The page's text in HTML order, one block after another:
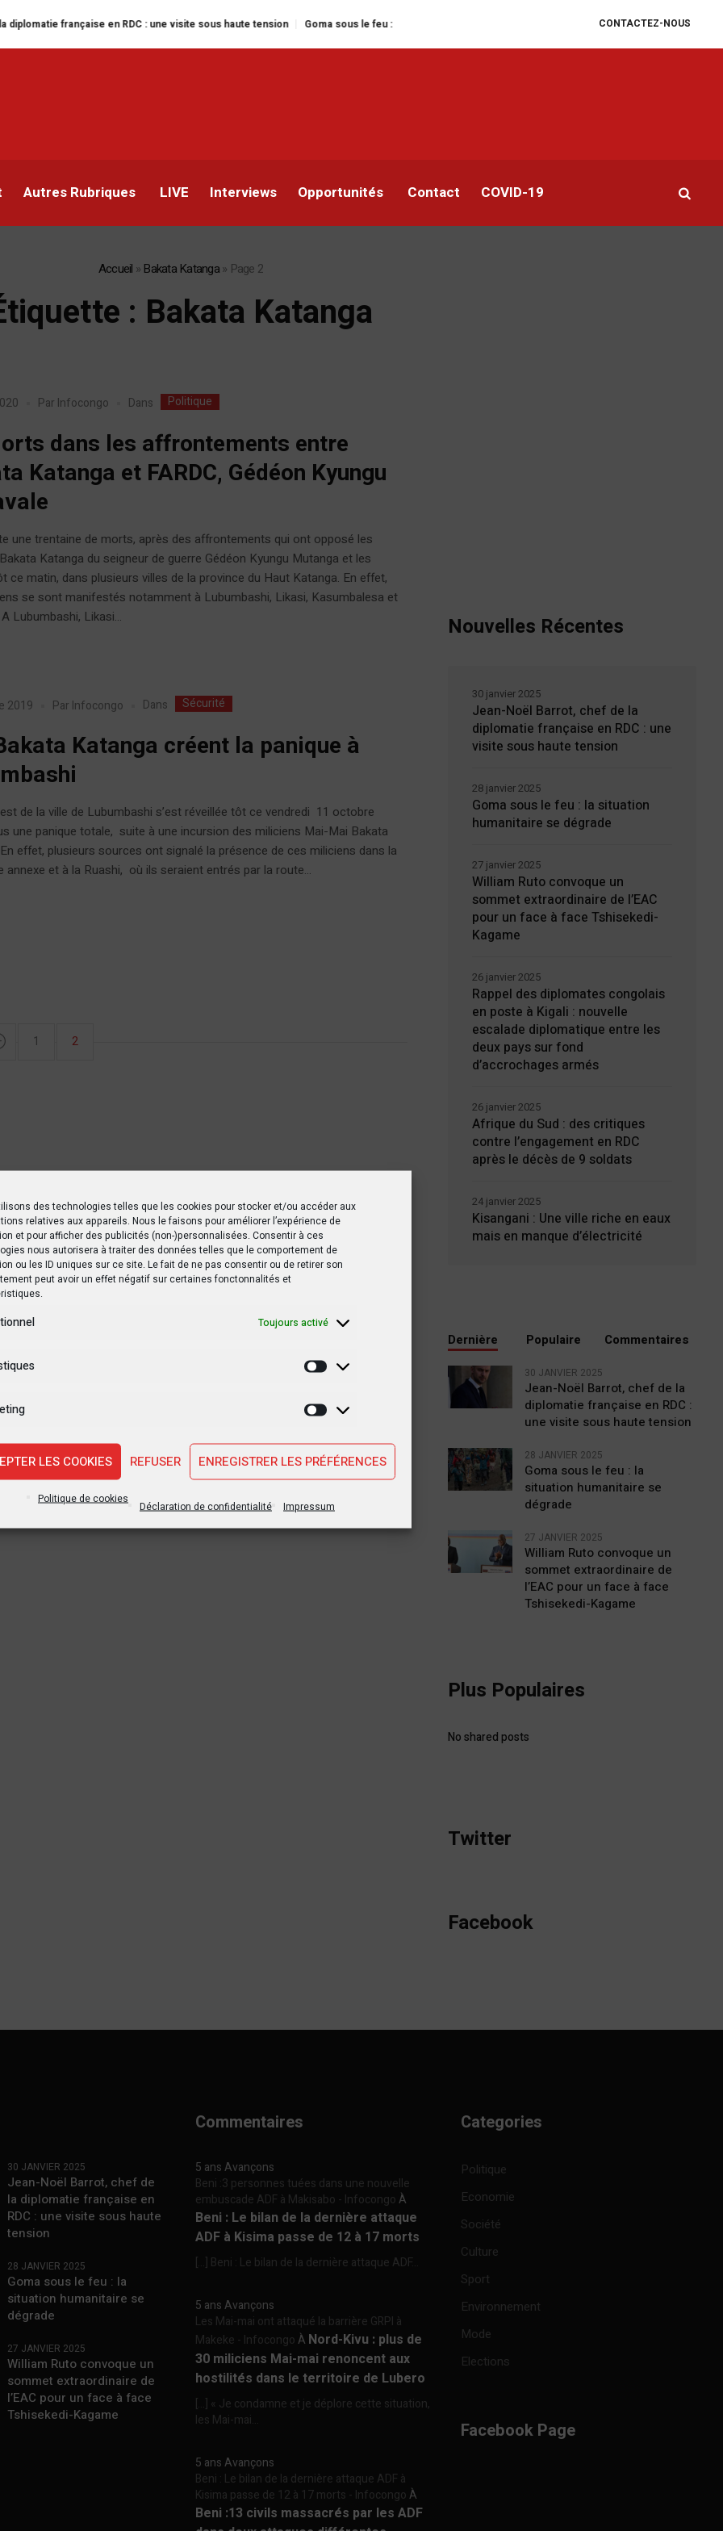
des technologies telles que les cookies pour stocker et/ou accéder aux
relatives aux appareils. Nous le faisons pour améliorer l’expérience de
et pour afficher des publicités (non-)personnalisées. Consentir à ces
nous autorisera à traiter des données telles que le comportement de
ou les ID uniques sur ce site. Le fait de ne pas consentir ou de retirer son
peut avoir un effet négatif sur certaines fonctonnalités et
Toujours activé
Statistiques
Marketing
LES COOKIES REFUSER ENREGISTRER LES PRÉFÉRENCES
Politique de cookies
Déclaration de confidentialité Impressum
CONTACTEZ-NOUS
en RDC : une visite sous haute tension Goma sous le feu : la situation humanitaire se dégrade William Ruto convoque un sommet
Autres Rubriques LIVE Interviews Opportunités Contact COVID-19
Accueil » Bakata Katanga» Page 2
: Bakata Katanga
Par Infocongo Dans Politique
dans les affrontements entre
Katanga et FARDC, Gédéon Kyungu
une trentaine de morts, après des affrontements qui ont opposé les
Katanga du seigneur de guerre Gédéon Kyungu Mutanga et les
ce matin, dans plusieurs villes de la province du Haut Katanga. En effet,
se sont manifestés notamment à Lubumbashi, Likasi, Kasumbalesa et
Lubumbashi, Likasi...
2019 Par Infocongo Dans Sécurité
Katanga créent la panique à
de la ville de Lubumbashi s’est réveillée tôt ce vendredi 11 octobre
une panique totale, suite à une incursion des miliciens Mai-Mai Bakata
effet, plusieurs sources ont signalé la présence de ces miliciens dans la
annexe et à la Ruashi, où ils seraient entrés par la route...
1 2
Nouvelles Récentes
Jean-Noël Barrot, chef de la
diplomatie française en RDC : une
visite sous haute tension
30 janvier 2025
Goma sous le feu : la situation
humanitaire se dégrade
28 janvier 2025
William Ruto convoque un
sommet extraordinaire de l’EAC
pour un face à face Tshisekedi-
Kagame
27 janvier 2025
Rappel des diplomates congolais
en poste à Kigali : nouvelle
escalade diplomatique entre les
deux pays sur fond
d’accrochages armés
26 janvier 2025
Afrique du Sud : des critiques
contre l’engagement en RDC
après le décès de 9 soldats
26 janvier 2025
Kisangani : Une ville riche en eaux
mais en manque d’électricité
24 janvier 2025
Dernière Populaire Commentaires
30 JANVIER 2025
Jean-Noël Barrot, chef de la
diplomatie française en RDC :
une visite sous haute tension
28 JANVIER 2025
Goma sous le feu : la
situation humanitaire se
dégrade
27 JANVIER 2025
William Ruto convoque un
sommet extraordinaire de
l’EAC pour un face à face
Tshisekedi-Kagame
Plus Populaires
No shared posts
Twitter
Facebook
30 JANVIER 2025
Jean-Noël Barrot, chef de
la diplomatie française en
RDC : une visite sous haute
tension
28 JANVIER 2025
Goma sous le feu : la
situation humanitaire se
dégrade
27 JANVIER 2025
William Ruto convoque un
sommet extraordinaire de
l’EAC pour un face à face
Tshisekedi-Kagame
Commentaires
5 ans Avançons
Beni :3 personnes tuées dans une nouvelle
embuscade ADF à Makisabo - InfocongoÀ
Beni : Le bilan de la dernière attaque
ADF à Kisima passe de 12 à 17 morts
[…] Beni : Le bilan de la dernière attaque ADF...
5 ans Avançons
Les Mai-mai ont attaqué la barrière GRPI à
Makeke - InfocongoÀ Nord-Kivu : plus de
30 miliciens Mai-mai renoncent aux
hostilités dans le territoire de Lubero
[…] « Je condamne et je déplore cette situation,
les Mai-mai...
5 ans Avançons
Beni : Le bilan de la dernière attaque ADF à
Kisima passe de 12 à 17 morts - InfocongoÀ
Beni :13 civils massacrés par les ADF
Categories
Politique
Economie
Société
Culture
Sport
Environnement
Mode
Elections
Facebook Page